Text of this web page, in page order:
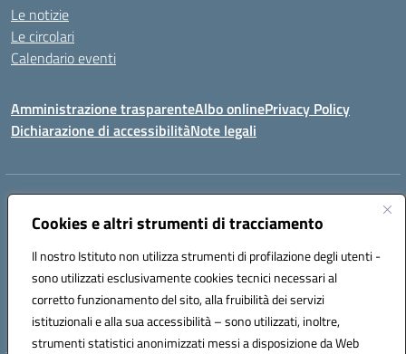
Cookies e altri strumenti di tracciamento
Il nostro Istituto non utilizza strumenti di profilazione degli utenti -
sono utilizzati esclusivamente cookies tecnici necessari al
corretto funzionamento del sito, alla fruibilità dei servizi
istituzionali e alla sua accessibilità – sono utilizzati, inoltre,
strumenti statistici anonimizzati messi a disposizione da Web
Le notizie
Le circolari
Calendario eventi
Amministrazione trasparenteAlbo onlinePrivacy Policy
Dichiarazione di accessibilitàNote legali
Indirizzo:
Centralino:0923993485 Email:tpic84500v@istruzione.it
Codice fiscale: 91039050819
Codice meccanografico:
tpic84500v
Codice unico di fatturazione (CUF): JZDXRK